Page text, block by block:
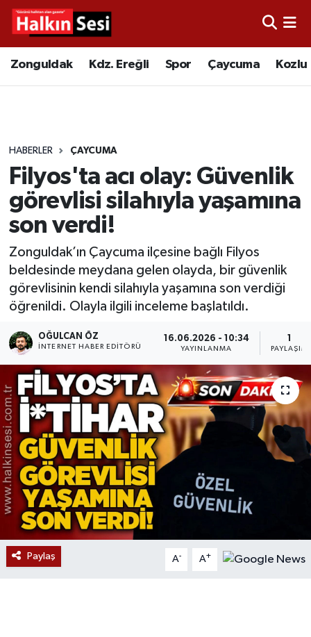
Zonguldak Kdz. Ereğli Spor Çaycuma Kozlu
HABERLER ÇAYCUMA
Filyos'ta acı olay: Güvenlik
görevlisi silahıyla yaşamına
son verdi!
Zonguldak’ın Çaycuma ilçesine bağlı Filyos
beldesinde meydana gelen olayda, bir güvenlik
görevlisinin kendi silahıyla yaşamına son verdiği
öğrenildi. Olayla ilgili inceleme başlatıldı.
OĞULCAN ÖZ
İNTERNET HABER EDITÖRÜ
16.06.2026 - 10:34
YAYINLANMA
1
PAYLAŞIM
Paylaş A- A+
Video
Çaycuma
Alaplı
Asayiş
Bartın
Karabük
Devrek
Bolu
ÇEVRE
BİLİM VE TEKNOLOJİ
DUNYA
Düzce
Eğitim
Merkez Hava Durumu
Süper Lig Puan Durumu ve Fikstür
Tüm Manşetler
Son Dakika Haberleri
Haber Arşivi